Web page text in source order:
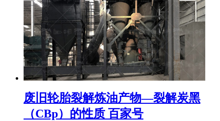
废旧轮胎裂解炼油产物—裂解炭黑
（CBp）的性质 百家号